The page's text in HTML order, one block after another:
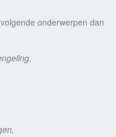
onderwerpen dan